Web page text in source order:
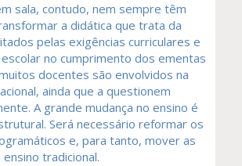
sala, contudo, nem sempre têm
a didática que trata da
pelas exigências curriculares e
no cumprimento dos ementas
docentes são envolvidos na
ainda que a questionem
A grande mudança no ensino é
Será necessário reformar os
e, para tanto, mover as
tradicional.